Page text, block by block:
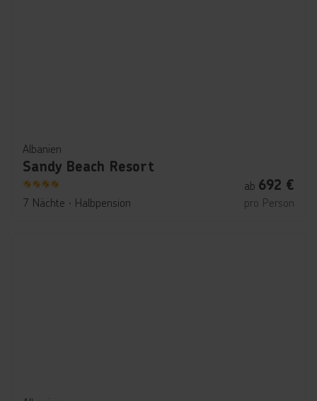
Albanien
Sandy Beach Resort
4
7 Nächte ∙ Halbpension
ab 692 €
pro Person